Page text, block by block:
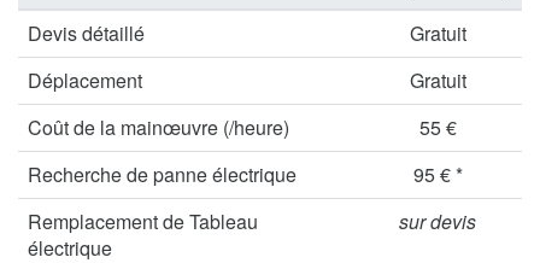
Devis détaillé
Gratuit
Déplacement
Gratuit
Coût de la mainœuvre (/heure)
55 €
Recherche de panne électrique
95 € *
Remplacement de Tableau
électrique
sur devis